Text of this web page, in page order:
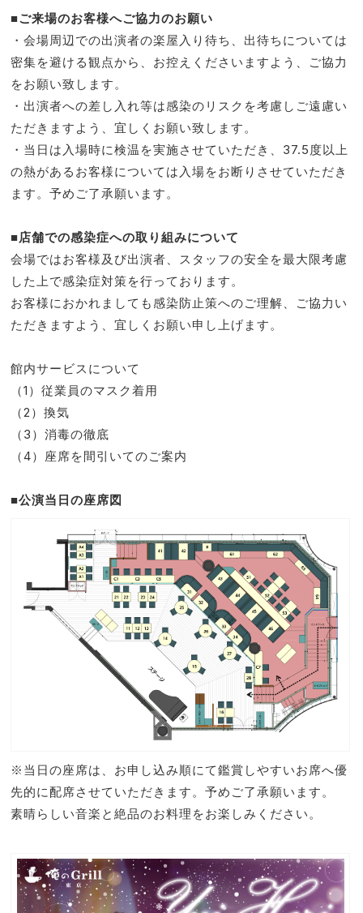
■ご来場のお客様へご協力のお願い
・会場周辺での出演者の楽屋入り待ち、出待ちについては
密集を避ける観点から、お控えくださいますよう、ご協力
をお願い致します。
・出演者への差し入れ等は感染のリスクを考慮しご遠慮い
ただきますよう、宜しくお願い致します。
・当日は入場時に検温を実施させていただき、37.5度以上
の熱があるお客様については入場をお断りさせていただき
ます。予めご了承願います。
■店舗での感染症への取り組みについて
会場ではお客様及び出演者、スタッフの安全を最大限考慮
した上で感染症対策を行っております。
お客様におかれましても感染防止策へのご理解、ご協力い
ただきますよう、宜しくお願い申し上げます。
館内サービスについて
（1）従業員のマスク着用
（2）換気
（3）消毒の徹底
（4）座席を間引いてのご案内
■公演当日の座席図
※当日の座席は、お申し込み順にて鑑賞しやすいお席へ優
先的に配席させていただきます。予めご了承願います。
素晴らしい音楽と絶品のお料理をお楽しみください。